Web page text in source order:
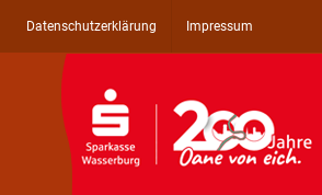
Datenschutzerklärung Impressum